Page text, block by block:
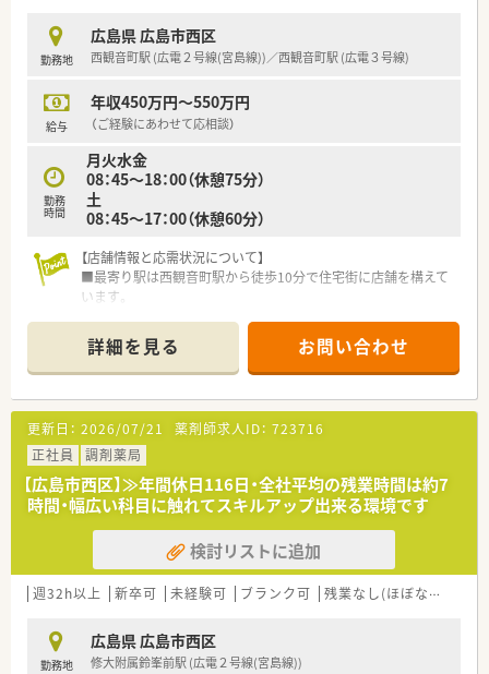
長期処方が中心となり、一包化業務が多めです。
■在宅は対応しておりませんので、外来対応がメインです。
■門前クリニックは8：30～12：00となり、
12：00～12：30の間は薬歴入力をする時間となります。
■調剤経験２年未満もしくは調剤業務から
１年以上離れていた方については、
主な勤務薬局の典型的な処方や特に注意の必要な処方を
最低30症例学んだ後でなければ投薬は行わないようにしてい
■基礎的なこともでも漏れなく教われるように
OJTチェックリストを用いて教育を行っております。
■希望があればグループ内の他薬局へ出張し、
その業務を１日体験する出張研修をおこなっています。
グループ内には内科、小児科、眼科、皮膚科、整形外科、精神科
等
多くのクリニックや総合病院の門前薬局があり、
様々な処方や調剤の仕方が勉強できます。
■ヒアリハットなど、社内共有など積極的に行い、
患者様に還元できるように努めている。
<法人特徴>
■広島県に本社を構え、広島、岡山にて店舗展開しています。
岡山県には5店舗ございます。
■患者さまとの出逢いを大切にし、薬のことはもちろん
食事や介護においても提案、支援していくことでQOL（生活の
質）の向上に寄与し、
患者さまお一人お一人に信頼される薬局を目指しています。
し、
社内での情報共有をされています。
勤務地
広島県 広島市西区
西観音町駅 (広電２号線(宮島線))／西観音町駅 (広電３号線)
給与
年収450万円～550万円
（ご経験にあわせて応相談）
勤務
時間
月火水金
08：45～18：00（休憩75分）
土
08：45～17：00（休憩60分）
【店舗情報と応需状況について】
■最寄り駅は西観音町駅から徒歩10分で住宅街に店舗を構えて
います。
■主に内科、糖尿病内科の処方箋を応需しており、1日の応需枚
数は30枚から35枚です。門前医院様は予約診療にて対応をされ
ています。
■薬剤師は常勤2名と事務員2名体制で、協力しながら業務にあ
たっています。
■管理薬剤師の方は20代女性の方です。
【募集背景と求める人物像について】
■常勤薬剤師が1名別店舗への配属となるための募集です。
■50代までの年齢で、業務に積極的に取り組める方を求めてい
ます。
■糖尿病処方に関する知識を深めたい方も歓迎しています。
【法人特徴について】
ェーン薬局です。
■ベテラン薬剤師が多く在籍しており、安定した運営を続けてい
ます。
詳細を見る お問い合わせ
更新日： 2026/07/21 薬剤師求人ID： 723716
正社員
調剤薬局
【広島市西区】≫年間休日116日・全社平均の残業時間は約7
時間・幅広い科目に触れてスキルアップ出来る環境です
検討リストに追加
週32h以上 新卒可 未経験可 ブランク可 残業なし(ほぼなし含む)
勤務地
広島県 広島市西区
修大附属鈴峯前駅 (広電２号線(宮島線))